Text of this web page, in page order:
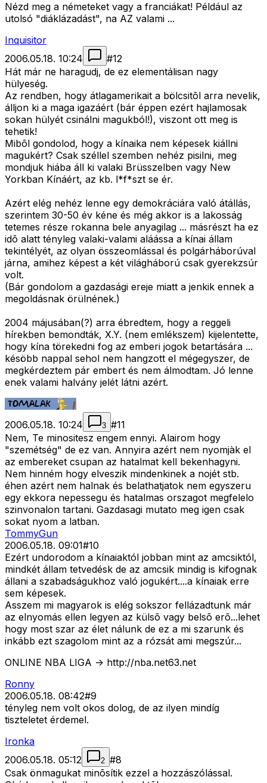
Nézd meg a németeket vagy a franciákat! Például az
utolsó "diáklázadást", na AZ valami ...
Inquisitor
2006.05.18. 10:24
#12
Hát már ne haragudj, de ez elementálisan nagy
hülyeség.
Az rendben, hogy átlagamerikait a bölcsitõl arra nevelik,
álljon ki a maga igazáért (bár éppen ezért hajlamosak
sokan hülyét csinálni magukból!), viszont ott meg is
tehetik!
Mibõl gondolod, hogy a kínaika nem képesek kiállni
magukért? Csak széllel szemben nehéz pisilni, meg
mondjuk hiába áll ki valaki Brüsszelben vagy New
Yorkban Kínáért, az kb. l*f*szt se ér.
Azért elég nehéz lenne egy demokráciára való átállás,
szerintem 30-50 év kéne és még akkor is a lakosság
tetemes része rokanna bele anyagilag ... másrészt ha ez
idõ alatt tényleg valaki-valami aláássa a kínai állam
tekintélyét, az olyan összeomlással és polgárháborúval
járna, amihez képest a két világháború csak gyerekzsúr
volt.
(Bár gondolom a gazdasági ereje miatt a jenkik ennek a
megoldásnak örülnének.)
2004 májusában(?) arra ébredtem, hogy a reggeli
hírekben bemondták, X.Y. (nem emlékszem) kijelentette,
hogy kína törekedni fog az emberi jogok betartására ...
késöbb nappal sehol nem hangzott el mégegyszer, de
megkérdeztem pár embert és nem álmodtam. Jó lenne
enek valami halvány jelét látni azért.
2006.05.18. 10:24 3 #11
Nem, Te minositesz engem ennyi. Alairom hogy
"szemétség" de ez van. Annyira azért nem nyomjàk el
az embereket csupan az hatalmat kell bekenhagyni.
Nem hinném hogy elveszik mindenkinek a nojét stb.
éhen azért nem halnak és belathatjatok nem egyszeru
egy ekkora nepessegu és hatalmas orszagot megfelelo
szinvonalon tartani. Gazdasagi mutato meg igen csak
sokat nyom a latban.
TommyGun
2006.05.18. 09:01#10
Ezért undorodom a kínaiaktól jobban mint az amcsiktól,
mindkét állam tetvedésk de az amcsik mindig is kifognak
állani a szabadságukhoz való jogukért....a kínaiak erre
sem képesek.
Asszem mi magyarok is elég sokszor fellázadtunk már
az elnyomás ellen legyen az külsõ vagy belsõ erõ...lehet
hogy most szar az élet nálunk de ez a mi szarunk és
inkább ezt szagolom mint az a rózsát ami megszúr...
ONLINE NBA LIGA -> http://nba.net63.net
Ronny
2006.05.18. 08:42#9
tényleg nem volt okos dolog, de az ilyen mindíg
tiszteletet érdemel.
Ironka
2006.05.18. 05:12
2 #8
Csak önmagukat minõsítik ezzel a hozzászólással.